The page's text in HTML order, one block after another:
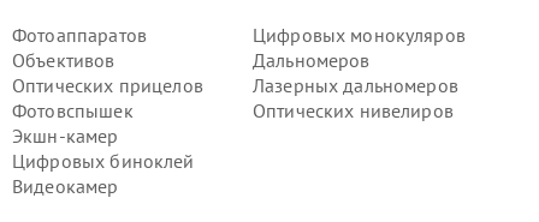
Фотоаппаратов
Объективов
Оптических прицелов
Фотовспышек
Экшн-камер
Цифровых биноклей
Видеокамер
Цифровых монокуляров
Дальномеров
Лазерных дальномеров
Оптических нивелиров
Ремонт материнской платы
фотоаппарата Nikon в г.
Воронеж
Ремонт материнской платы
фотоаппарата Nikon в г.
Волгоград
Ремонт материнской платы
фотоаппарата Nikon в г.
Ремонт материнской платы
фотоаппарата Nikon в г.